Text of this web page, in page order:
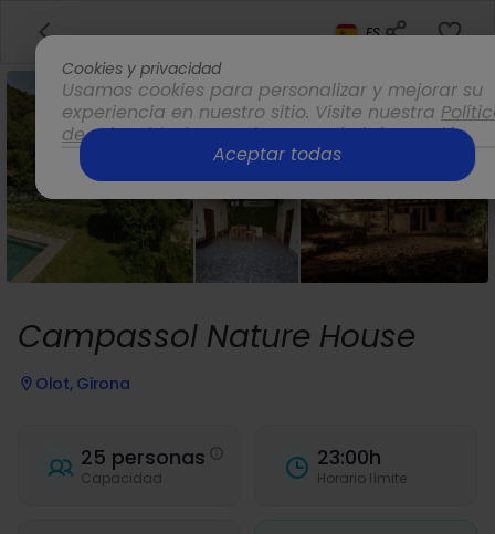
ES
Campassol Nature House
Olot, Girona
25 personas
Capacidad
23:00h
Horario límite
Cookies y privacidad
Usamos cookies para personalizar y mejorar su
experiencia en nuestro sitio. Visite nuestra
de privacidadpara obtener más información.
Opciones
Aceptar todas